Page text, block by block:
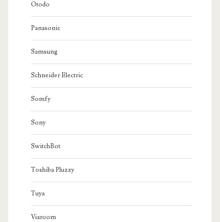
Otodo
Panasonic
Samsung
Schneider Electric
Somfy
Sony
SwitchBot
Toshiba Pluzzy
Tuya
Viaroom